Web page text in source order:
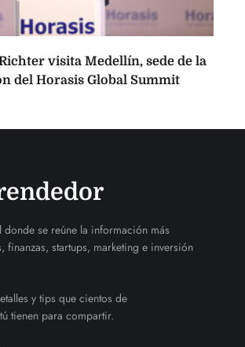
visita Medellín, sede de la
del Horasis Global Summit
se reúne la información más
finanzas, startups, marketing e inversión
y tips que cientos de
tienen para compartir.